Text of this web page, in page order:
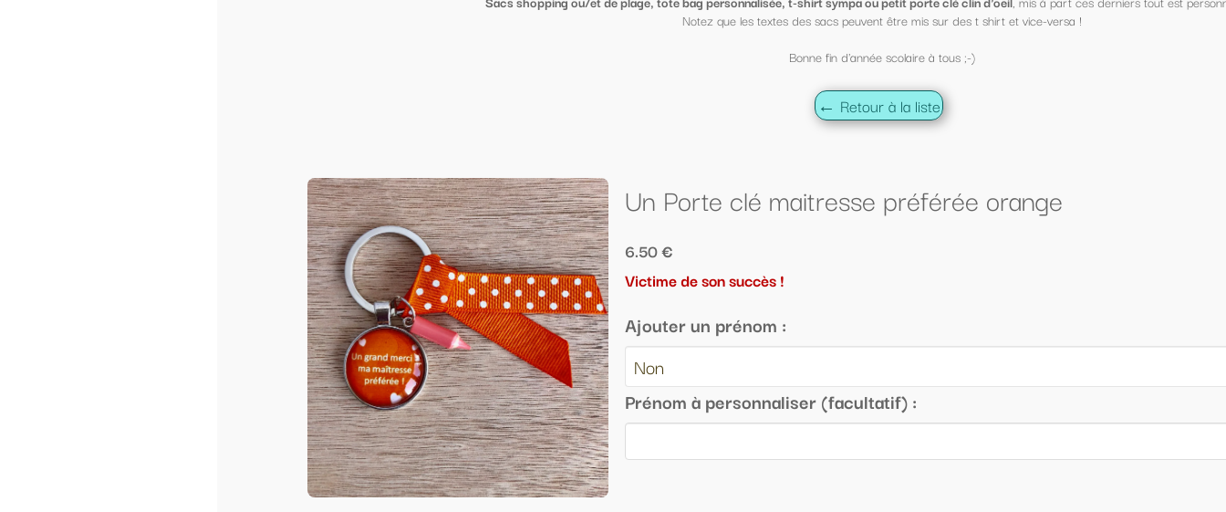
Notez que les textes des sacs peuvent être mis sur des t shirt et vice-versa !
Un Porte clé maitresse préférée orange
6.50 €
Victime de son succès !
Ajouter un prénom :
Prénom à personnaliser (facultatif) :